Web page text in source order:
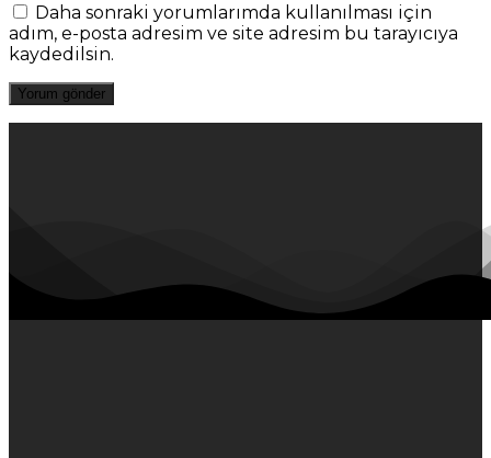
Daha sonraki yorumlarımda kullanılması için
adım, e-posta adresim ve site adresim bu tarayıcıya
kaydedilsin.